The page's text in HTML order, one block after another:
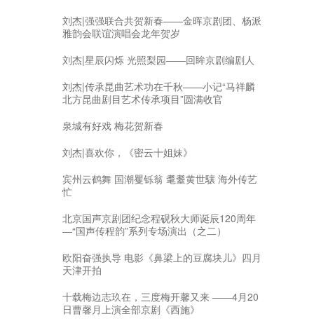
刘杰|强强联合共贺新春——金晖京剧团、杨派
雅韵会联谊演唱会龙年贺岁
刘杰|星辰闪烁 光照梨园——回眸京剧编剧人
刘杰|传承昆曲艺术功在千秋——小记“马祥麟
北方昆曲剧目艺术传承项目”圆满收官
泉城有好戏 梅花贺新春
刘杰|喜欢你，《密云十姐妹》
宾州云鹤舞 国潮矍铄翁 耄耋黄世驤 海外传艺
忙
北京国声京剧团纪念程砚秋大师诞辰120周年
—“国声传程韵”系列专场演出（之二）
欧阳奋强执导 电影《鼻梁上的豆腐块儿》四月
天津开拍
十载梅边志玖在，三度梅开馨又来 ——4月20
日曹馨月上演全部京剧《西施》